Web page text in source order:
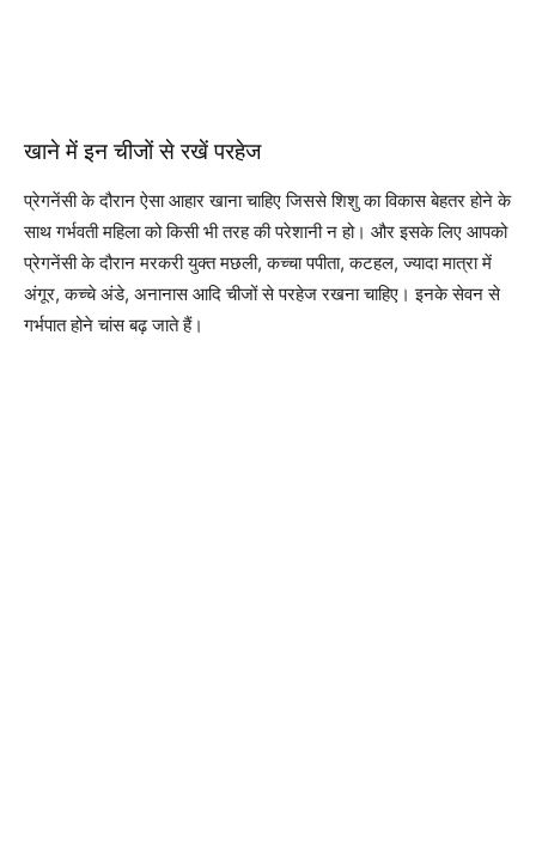
खाने में इन चीजों से रखें परहेज
प्रेगनेंसी के दौरान ऐसा आहार खाना चाहिए जिससे शिशु का विकास बेहतर होने के
साथ गर्भवती महिला को किसी भी तरह की परेशानी न हो। और इसके लिए आपको
प्रेगनेंसी के दौरान मरकरी युक्त मछली, कच्चा पपीता, कटहल, ज्यादा मात्रा में
अंगूर, कच्चे अंडे, अनानास आदि चीजों से परहेज रखना चाहिए। इनके सेवन से
गर्भपात होने चांस बढ़ जाते हैं।